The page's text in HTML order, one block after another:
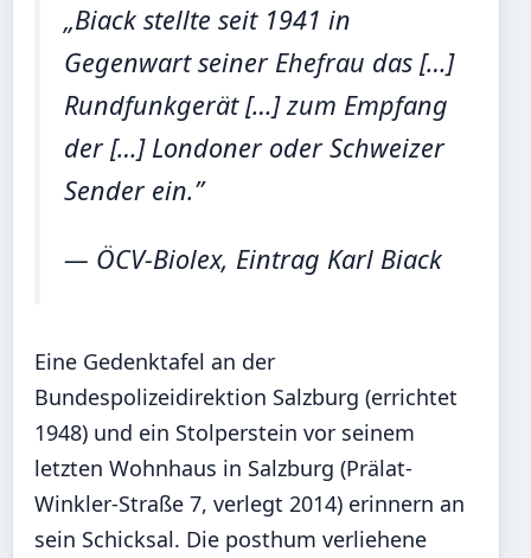
„Biack stellte seit 1941 in
Gegenwart seiner Ehefrau das […]
Rundfunkgerät […] zum Empfang
der […] Londoner oder Schweizer
Sender ein.”
— ÖCV-Biolex, Eintrag Karl Biack
Eine Gedenktafel an der
Bundespolizeidirektion Salzburg (errichtet
1948) und ein Stolperstein vor seinem
letzten Wohnhaus in Salzburg (Prälat-
Winkler-Straße 7, verlegt 2014) erinnern an
sein Schicksal. Die posthum verliehene